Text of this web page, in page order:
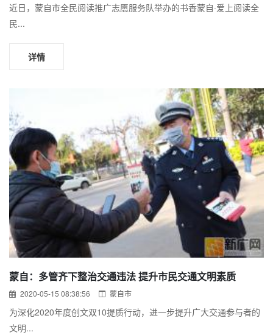
近日，蒙自市全民阅读推广志愿服务队举办的书香蒙自·爱上阅读全
民...
详情
蒙自：多管齐下整治交通违法 提升市民交通文明素质
2020-05-15 08:38:56 蒙自市
为深化2020年度创文双10提质行动，进一步提升广大交通参与者的
文明...